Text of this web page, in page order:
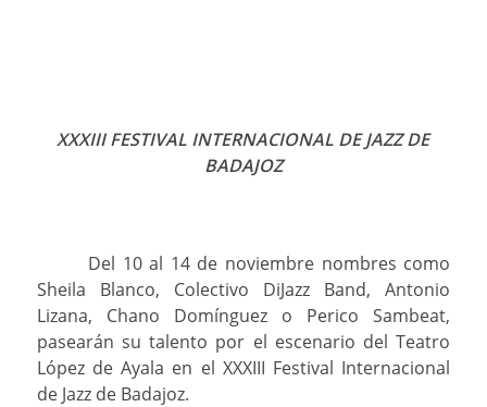
XXXIII FESTIVAL INTERNACIONAL DE JAZZ DE
BADAJOZ
Del 10 al 14 de noviembre nombres como
Sheila Blanco, Colectivo DiJazz Band, Antonio
Lizana, Chano Domínguez o Perico Sambeat,
pasearán su talento por el escenario del Teatro
López de Ayala en el XXXIII Festival Internacional
de Jazz de Badajoz.